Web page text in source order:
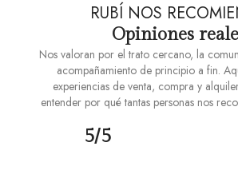
RUBÍ NOS
Opiniones
Nos valoran por el trato cercano, la
acompañamiento de principio a fin.
experiencias de venta, compra y
entender por qué tantas personas nos
5/5